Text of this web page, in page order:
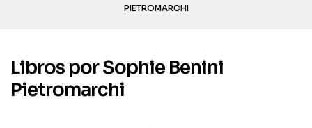
PIETROMARCHI
Libros por Sophie Benini
Pietromarchi